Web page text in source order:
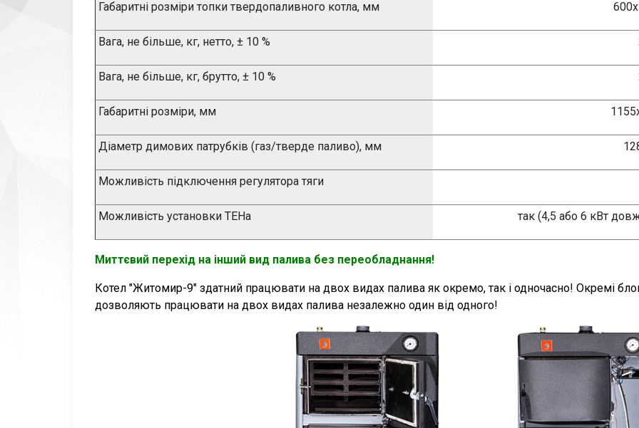
Габаритні розміри топки твердопаливного котла, мм
Вага, не більше, кг, нетто, ± 10 %
Вага, не більше, кг, брутто, ± 10 %
Габаритні розміри, мм
Діаметр димових патрубків (газ/тверде паливо), мм
Можливість підключення регулятора тяги
Можливість установки ТЕНа так (4,5 або 6 кВт
Миттєвий перехід на інший вид палива без переобладнання!
Котел "Житомир-9" здатний працювати на двох видах палива як окремо, так і одночасно! Окремі
дозволяють працювати на двох видах палива незалежно один від одного!